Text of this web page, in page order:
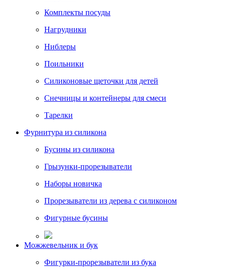
Комплекты посуды
Нагрудники
Ниблеры
Поильники
Силиконовые щеточки для детей
Снечницы и контейнеры для смеси
Тарелки
Фурнитура из силикона
Бусины из силикона
Грызунки-прорезыватели
Наборы новичка
Прорезыватели из дерева с силиконом
Фигурные бусины
Можжевельник и бук
Фигурки-прорезыватели из бука